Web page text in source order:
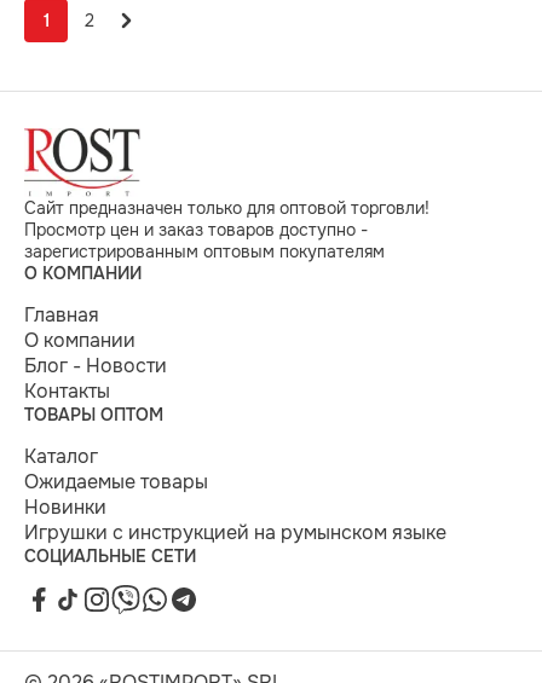
1
2
Сайт предназначен только для оптовой торговли!
Просмотр цен и заказ товаров доступно -
зарегистрированным оптовым покупателям
О КОМПАНИИ
Главная
О компании
Блог - Новости
Контакты
ТОВАРЫ ОПТОМ
Каталог
Ожидаемые товары
Новинки
Игрушки с инструкцией на румынском языке
СОЦИАЛЬНЫЕ СЕТИ